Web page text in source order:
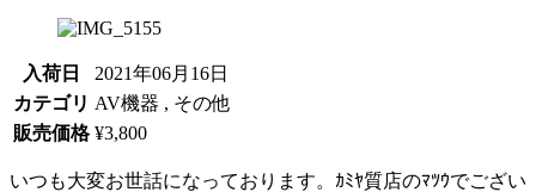
入荷日
2021年06月16日
カテゴリ AV機器 , その他
販売価格 ¥3,800
いつも大変お世話になっております。ｶﾐﾔ質店のﾏﾂｳでござい